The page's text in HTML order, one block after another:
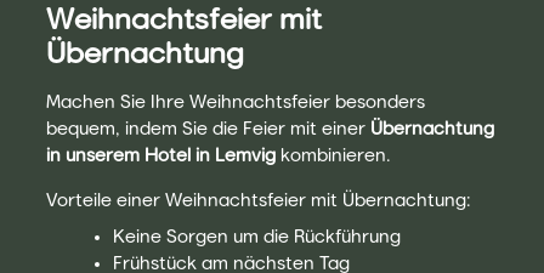
Weihnachtsfeier mit
Übernachtung
Machen Sie Ihre Weihnachtsfeier besonders
bequem, indem Sie die Feier mit einer Übernachtung
in unserem Hotel in Lemvig kombinieren.
Vorteile einer Weihnachtsfeier mit Übernachtung:
Keine Sorgen um die Rückführung
Frühstück am nächsten Tag